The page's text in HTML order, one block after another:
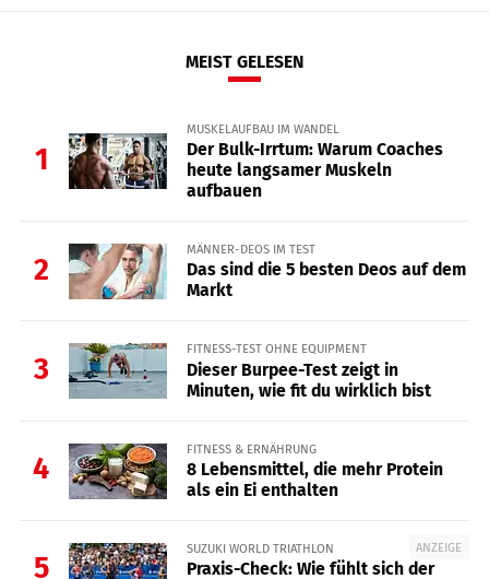
MEIST GELESEN
1
MUSKELAUFBAU IM WANDEL
Der Bulk-Irrtum: Warum Coaches
heute langsamer Muskeln
aufbauen
2
MÄNNER-DEOS IM TEST
Das sind die 5 besten Deos auf dem
Markt
3
FITNESS-TEST OHNE EQUIPMENT
Dieser Burpee-Test zeigt in
Minuten, wie fit du wirklich bist
4
FITNESS & ERNÄHRUNG
8 Lebensmittel, die mehr Protein
als ein Ei enthalten
5
ANZEIGE
SUZUKI WORLD TRIATHLON
Praxis-Check: Wie fühlt sich der